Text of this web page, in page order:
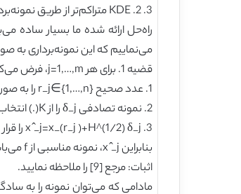
3. 2. KDE متراکم‌تر از طریق نمونه‌برداری
می‌نماییم که این نمونه‌برداری به
قضیه 1. برای هر j=1,…,m، فرض می‌کنیم که x ̂_j به صورت زیر ساخته می‌شود:
1. عدد صحیح r_j∈{1,…,n} را به صورت تصادفی انتخاب می‌نماییم.
2. نمونه تصادفی δ_j را از K(.) انتخاب می‌کنیم.
3. x ̂_j=x_(r_j )+H^(1⁄2) δ_j را قرار می‌دهیم.
بنابراین x ̂_j، نمونه مناسبی از f می‌باشد.
اثبات: مرجع [9] را ملاحظه نمایید.